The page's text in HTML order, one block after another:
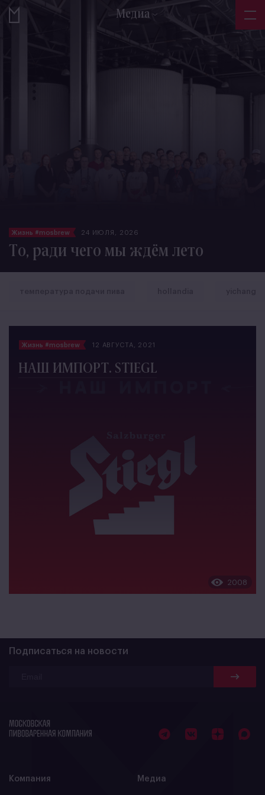
Медиа
Жизнь #mosbrew 24 ИЮЛЯ, 2026
То, ради чего мы ждём лето
Жизнь #mosbrew 12 АВГУСТА, 2021
НАШ ИМПОРТ. STIEGL
2008
Подписаться на новости
Компания Медиа